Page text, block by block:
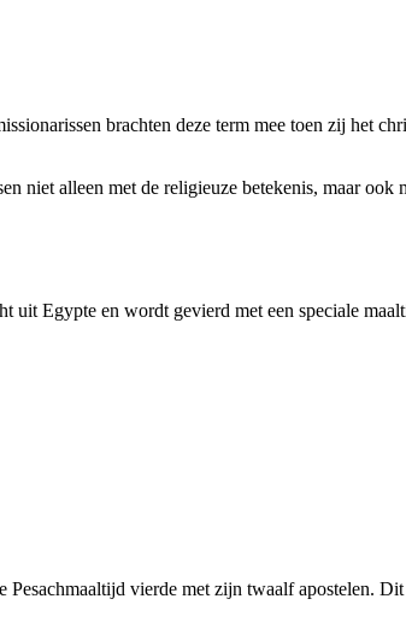
brachten deze term mee toen zij het
niet alleen met de religieuze betekenis, maar ook
uit Egypte en wordt gevierd met een speciale
Pesachmaaltijd vierde met zijn twaalf apostelen.